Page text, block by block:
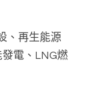
、再生能源
電、LNG燃